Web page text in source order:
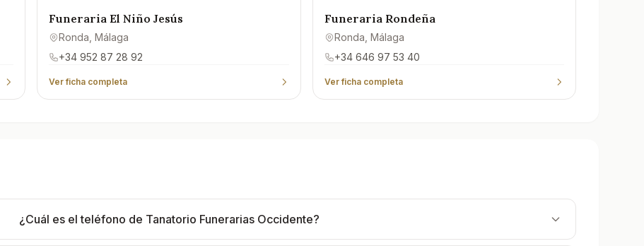
Funeraria El Niño Jesús
Ronda , Málaga
+34 952 87 28 92
Ver ficha completa
Funeraria Rondeña
Ronda , Málaga
+34 646 97 53 40
Ver ficha completa
¿Cuál es el teléfono de Tanatorio Funerarias Occidente?